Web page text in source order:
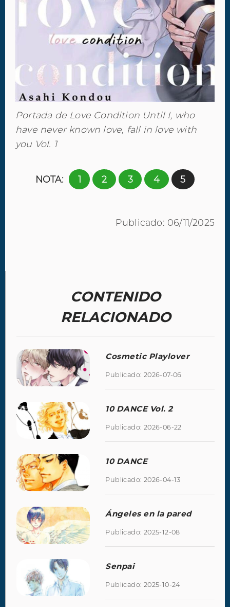
Portada de Love Condition Until I, who
have never known love, fall in love with
you Vol. 1
NOTA: 1 2 3 4 5
Publicado: 06/11/2025
CONTENIDO
RELACIONADO
Cosmetic Playlover
Publicado: 2026-07-06
10 DANCE Vol. 2
Publicado: 2026-06-22
10 DANCE
Publicado: 2026-04-13
Ángeles en la pared
Publicado: 2025-12-08
Senpai
Publicado: 2025-10-24